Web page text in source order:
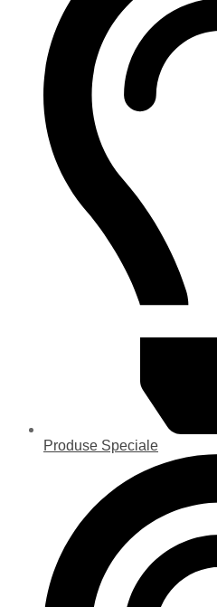
Produse Speciale